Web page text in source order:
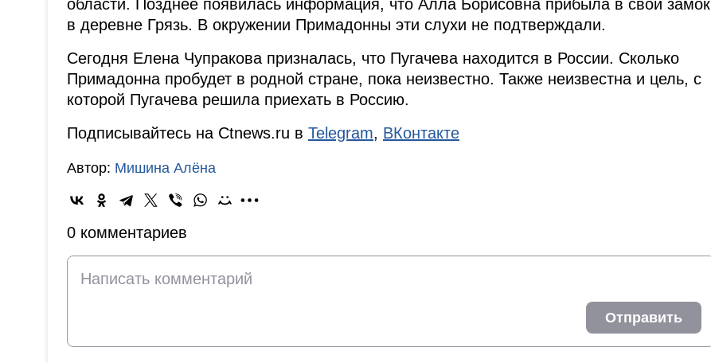
области. Позднее появилась информация, что Алла Борисовна прибыла в свой замок
в деревне Грязь. В окружении Примадонны эти слухи не подтверждали.
Сегодня Елена Чупракова призналась, что Пугачева находится в России. Сколько
Примадонна пробудет в родной стране, пока неизвестно. Также неизвестна и цель, с
которой Пугачева решила приехать в Россию.
Подписывайтесь на Ctnews.ru в Telegram, ВКонтакте
Автор: Мишина Алёна
0 комментариев
Отправить